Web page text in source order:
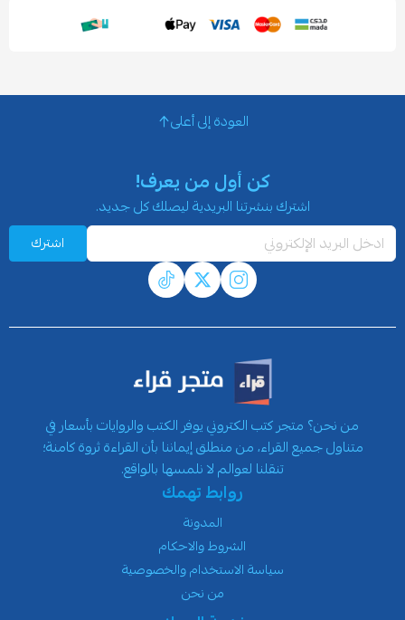
العودة إلى أعلى
كن أول من يعرف!
اشترك بنشرتنا البريدية ليصلك كل جديد.
اشترك
من نحن؟ متجر كتب الكتروني يوفر الكتب والروايات بأسعار في
متناول جميع القراء، من منطلق إيماننا بأن القراءة ثروة كامنة؛
تنقلنا لعوالم لا نلمسها بالواقع.
روابط تهمك
المدونة
الشروط والاحكام
سياسة الاستخدام والخصوصية
من نحن